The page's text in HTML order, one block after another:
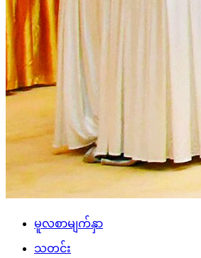
မူလစာမျက်နှာ
သတင်း